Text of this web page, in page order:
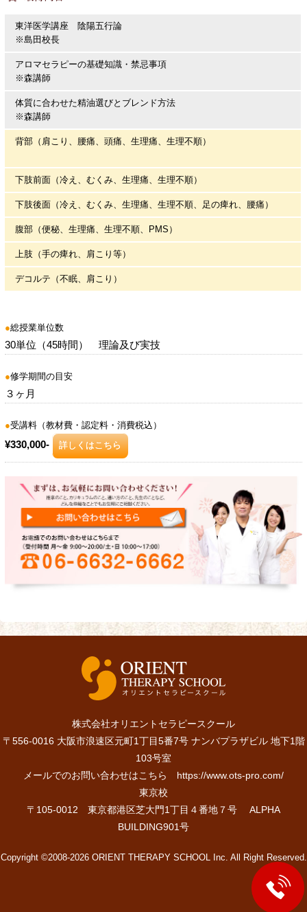
東洋医学講座 陰陽五行論
※島田校長
アロマセラピーの基礎知識・禁忌事項
※森講師
体質に合わせた精油選びとブレンド方法
※森講師
背部（肩こり、腰痛、頭痛、生理痛、生理不順）
下肢前面（冷え、むくみ、生理痛、生理不順）
下肢後面（冷え、むくみ、生理痛、生理不順、足の痺れ、腰痛）
腹部（便秘、生理痛、生理不順、PMS）
上肢（手の痺れ、肩こり等）
デコルテ（不眠、肩こり）
●総授業単位数
30単位（45時間） 理論及び実技
●修学期間の目安
３ヶ月
●受講料（教材費・認定料・消費税込）
¥330,000- 詳しくはこちら
株式会社オリエントセラピースクール
〒556-0016 大阪市浪速区元町1丁目5番7号 ナンバプラザビル 地下1階
103号室
メールでのお問い合わせはこちら
https://www.ots-pro.com/
東京校
〒105-0012 東京都港区芝大門1丁目４番地７号 ALPHA
BUILDING901号
Copyright ©2008-2026 ORIENT THERAPY SCHOOL Inc. All Right Reserved.